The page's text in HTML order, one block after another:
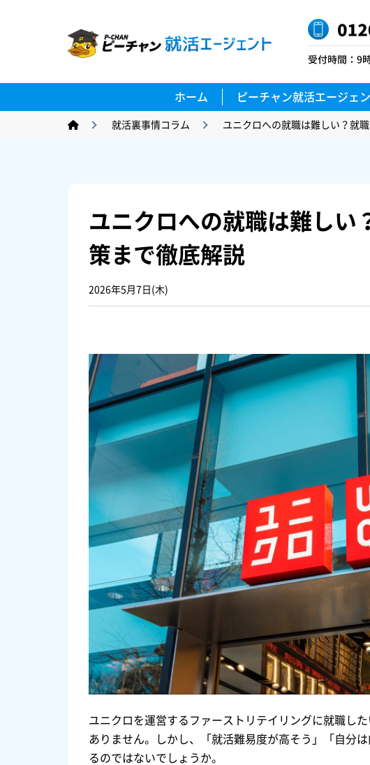
ホーム ピーチャン就活エージェ
就活裏事情コラム ユニクロへの就職は難しい？就
ユニクロへの就職は難しい
策まで徹底解説
2026年5月7日(木)
ユニクロを運営するファーストリテイリングに就職し
ありません。しかし、「就活難易度が高そう」「自分
るのではないでしょうか。